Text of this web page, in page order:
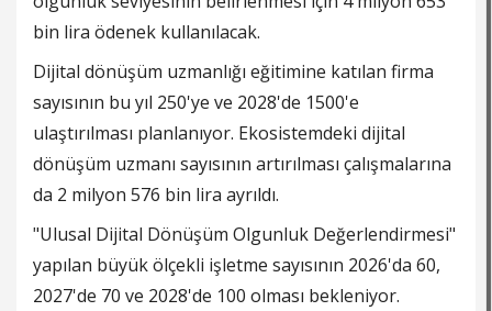
bin lira ödenek kullanılacak.
Dijital dönüşüm uzmanlığı eğitimine katılan firma
sayısının bu yıl 250'ye ve 2028'de 1500'e
ulaştırılması planlanıyor. Ekosistemdeki dijital
dönüşüm uzmanı sayısının artırılması çalışmalarına
da 2 milyon 576 bin lira ayrıldı.
"Ulusal Dijital Dönüşüm Olgunluk Değerlendirmesi"
yapılan büyük ölçekli işletme sayısının 2026'da 60,
2027'de 70 ve 2028'de 100 olması bekleniyor.